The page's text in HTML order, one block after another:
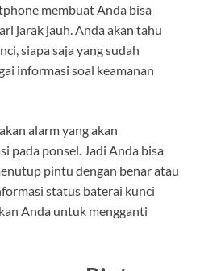
membuat Anda bisa
jarak jauh. Anda akan tahu
siapa saja yang sudah
informasi soal keamanan
alarm yang akan
pada ponsel. Jadi Anda bisa
pintu dengan benar atau
status baterai kunci
Anda untuk mengganti